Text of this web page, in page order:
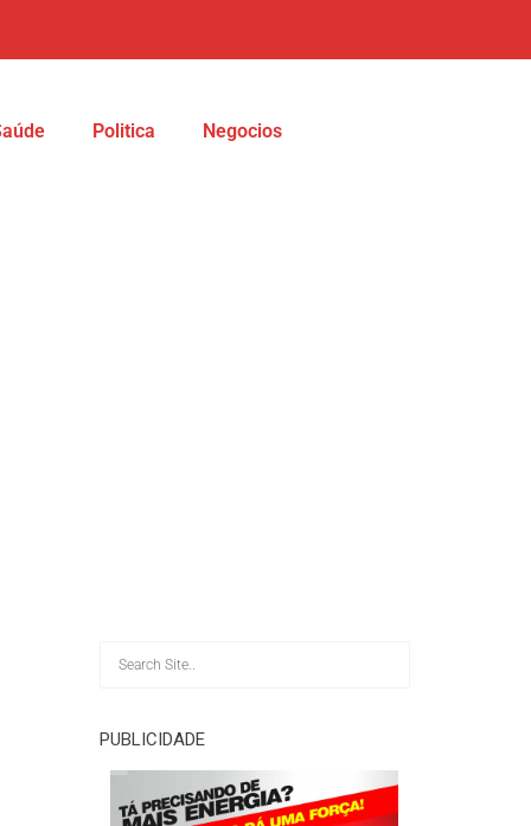
Politica Negocios
PUBLICIDADE